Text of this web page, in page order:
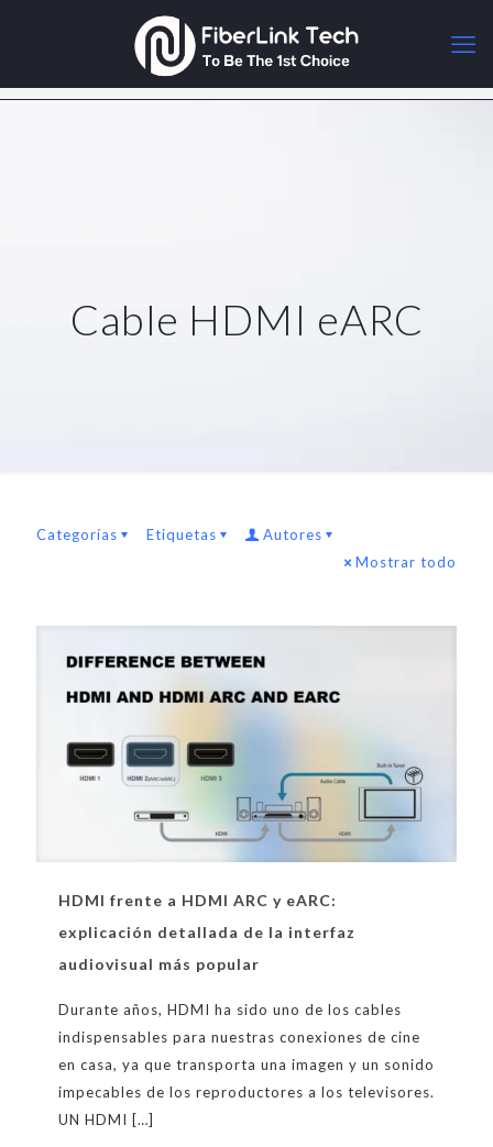
Cable HDMI eARC
Categorías Etiquetas
Autores
Mostrar todo
HDMI frente a HDMI ARC y eARC:
explicación detallada de la interfaz
audiovisual más popular
Durante años, HDMI ha sido uno de los cables
indispensables para nuestras conexiones de cine
en casa, ya que transporta una imagen y un sonido
impecables de los reproductores a los televisores.
UN HDMI […]